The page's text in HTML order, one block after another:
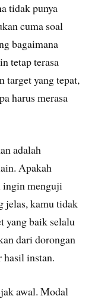
tidak punya
cuma soal
bagaimana
tetap terasa
target yang tepat,
harus merasa
adalah
Apakah
ingin menguji
jelas, kamu tidak
yang baik selalu
dari dorongan
hasil instan.
awal. Modal